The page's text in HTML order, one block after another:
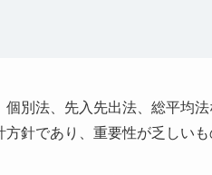
別法、先入先出法、総平均法
針であり、重要性が乏しい